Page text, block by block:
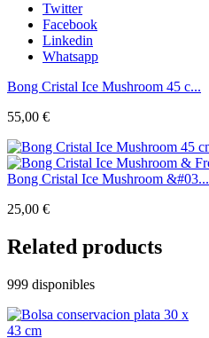
Twitter
Facebook
Linkedin
Whatsapp
Bong Cristal Ice Mushroom 45 c...
55,00 €
Bong Cristal Ice Mushroom &#03...
25,00 €
Related products
999 disponibles